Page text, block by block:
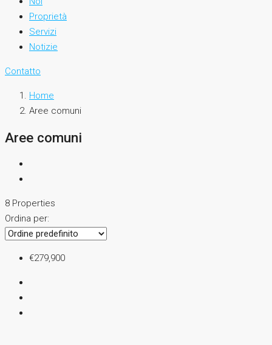
Proprietà
Servizi
Notizie
Contatto
Home
Aree comuni
Aree comuni
8 Properties
Ordina per:
€279,900